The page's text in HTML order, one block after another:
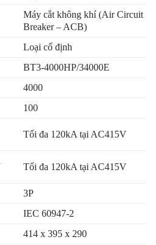
Máy cắt không khí (Air Circuit
Breaker – ACB)
Loại cố định
BT3-4000HP/34000E
4000
100
Tối đa 120kA tại AC415V
Tối đa 120kA tại AC415V
3P
IEC 60947-2
414 x 395 x 290